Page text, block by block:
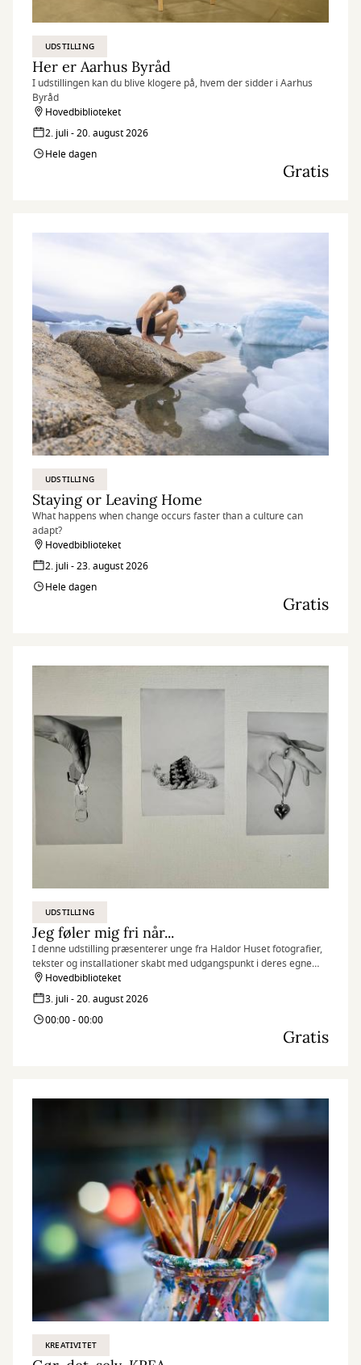
UDSTILLING
Her er Aarhus Byråd
I udstillingen kan du blive klogere på, hvem der sidder i Aarhus
Byråd
Hovedbiblioteket
2. juli - 20. august 2026
Hele dagen
Gratis
UDSTILLING
Staying or Leaving Home
What happens when change occurs faster than a culture can
adapt?
Hovedbiblioteket
2. juli - 23. august 2026
Hele dagen
Gratis
UDSTILLING
Jeg føler mig fri når...
I denne udstilling præsenterer unge fra Haldor Huset fotografier,
tekster og installationer skabt med udgangspunkt i deres egne
erfaringer, drømme og perspektiver.
Hovedbiblioteket
3. juli - 20. august 2026
00:00 - 00:00
Gratis
KREATIVITET